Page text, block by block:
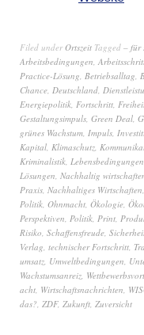
Filed underOrtszeit Tagged – für
Arbeitsbedingungen,
Practice-Lösung, Betriebsalltag,
Chance, Deutschland,
Energiepolitik, Fortschritt,
Gestaltungsimpuls, Green Deal,
grünes Wachstum, Impuls,
Kapital, Klimaschutz,
Kriminalistik, Lebensbedingungen
Lösungen, Nachhaltig
Praxis, Nachhaltiges Wirtschaften,
Politik, Ohnmacht, Ökologie,
Perspektiven, Politik, Print,
Risiko, Schaffensfreude,
Verlag, technischer Fortschritt,
umsatz, Umweltbedingungen,
Wachstumsanreiz,
acht, Wirtschaftsnachrichten,
das?, ZDF, Zukunft, Zuversicht